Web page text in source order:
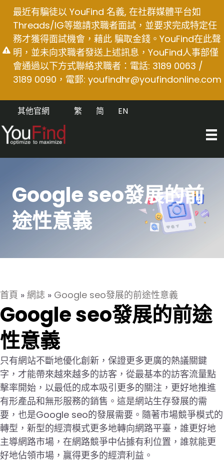
content
最近有騙徒以 YouFind 名義, 在社群媒體平台如
Threads/IG等邀請求職者面試，並要求完成特定任
務才獲得面試機會，藉此 騙取金錢。YouFind在此聲
明，並未向求職者發送上述訊息，YouFind人事部僅
會通過以下方式聯絡求職者：電話: 3189 0063 /
3189 0090，電郵: youfindhr@youfindonline.com
其他官網 EN
简
繁
Google seo發展的前
途性意義
首頁 » 網誌 » Google seo發展的前途性意義
Google seo發展的前途
性意義
只有網站不斷地優化創新，保證更多更廣的熱議關鍵
字，才能帶來越來越多的訪客，從最基本的訪客流量點
擊率開始，以最低的成本吸引更多的關注，更好地推進
有形產品和無形服務的銷售。這是網站生存發展的需
要，也是Google seo的發展需要。隨著市場競爭模式的
轉型，新型的經濟模式更多地轉向網路平臺，誰更好地
主導網路市場，在網路競爭中佔據有利位置，誰就能更
好地佔領市場，贏得更多的經濟利益。